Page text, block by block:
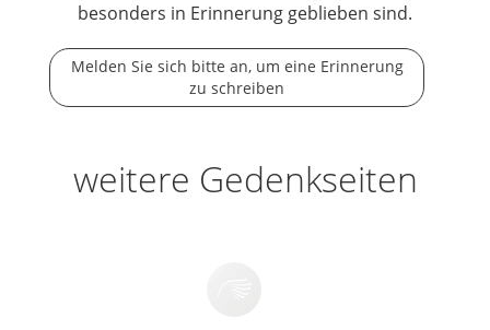
besonders in Erinnerung geblieben sind.
Melden Sie sich bitte an, um eine Erinnerung
zu schreiben
weitere Gedenkseiten